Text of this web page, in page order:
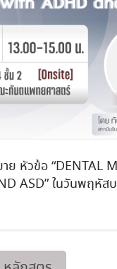
ย หัวข้อ “DENTAL
ASD” ในวันพฤหัส